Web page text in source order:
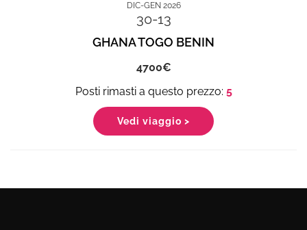
DIC-GEN 2026
30-13
GHANA TOGO BENIN
4700
5
Vedi viaggio >